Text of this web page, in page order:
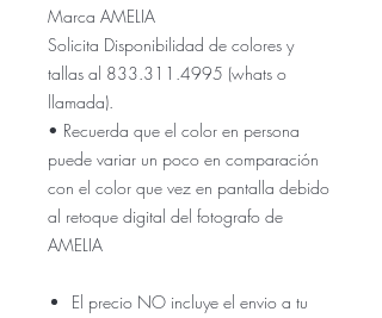
Marca AMELIA
Solicita Disponibilidad de colores y
tallas al 833.311.4995 (whats o
llamada).
• Recuerda que el color en persona
puede variar un poco en comparación
con el color que vez en pantalla debido
al retoque digital del fotografo de
AMELIA
El precio NO incluye el envio a tu